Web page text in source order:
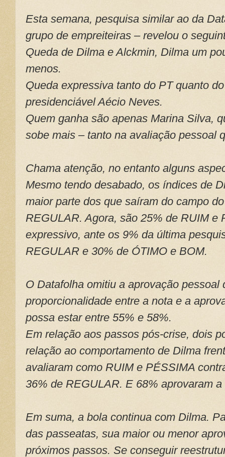
Esta semana, pesquisa similar ao da
grupo de empreiteiras – revelou o
Queda de Dilma e Alckmin, Dilma um
menos.
Queda expressiva tanto do PT quanto
presidenciável Aécio Neves.
Quem ganha são apenas Marina Silva,
sobe mais – tanto na avaliação pessoal
Chama atenção, no entanto alguns
Mesmo tendo desabado, os índices de
maior parte dos que saíram do campo
REGULAR. Agora, são 25% de RUIM e
expressivo, ante os 9% da última
REGULAR e 30% de ÓTIMO e BOM.
O Datafolha omitiu a aprovação pessoal
proporcionalidade entre a nota e a
possa estar entre 55% e 58%.
Em relação aos passos pós-crise, dois
relação ao comportamento de Dilma
avaliaram como RUIM e PÉSSIMA
36% de REGULAR. E 68% aprovaram
Em suma, a bola continua com Dilma.
das passeatas, sua maior ou menor
próximos passos. Se conseguir